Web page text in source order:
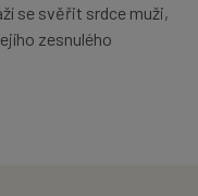
se svěřit srdce muži,
zesnulého